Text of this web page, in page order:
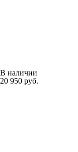
В наличии
20 950 руб.